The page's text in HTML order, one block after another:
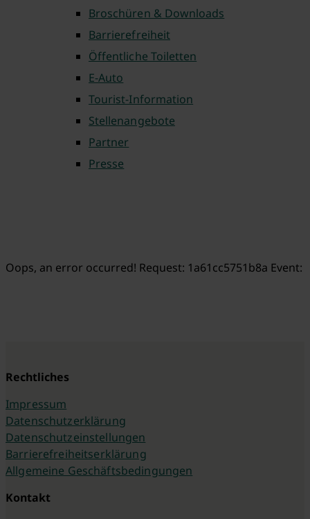
Broschüren & Downloads
Barrierefreiheit
Öffentliche Toiletten
E-Auto
Tourist-Information
Stellenangebote
Partner
Presse
Oops, an error occurred! Request: 1a61cc5751b8a Event:
Rechtliches
Impressum
Datenschutzerklärung
Datenschutzeinstellungen
Barrierefreiheitserklärung
Allgemeine Geschäftsbedingungen
Kontakt